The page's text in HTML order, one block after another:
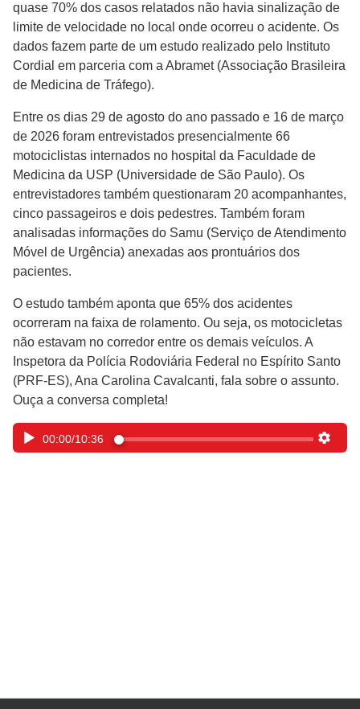
quase 70% dos casos relatados não havia sinalização de
limite de velocidade no local onde ocorreu o acidente. Os
dados fazem parte de um estudo realizado pelo Instituto
Cordial em parceria com a Abramet (Associação Brasileira
de Medicina de Tráfego).
Entre os dias 29 de agosto do ano passado e 16 de março
de 2026 foram entrevistados presencialmente 66
motociclistas internados no hospital da Faculdade de
Medicina da USP (Universidade de São Paulo). Os
entrevistadores também questionaram 20 acompanhantes,
cinco passageiros e dois pedestres. Também foram
analisadas informações do Samu (Serviço de Atendimento
Móvel de Urgência) anexadas aos prontuários dos
pacientes.
O estudo também aponta que 65% dos acidentes
ocorreram na faixa de rolamento. Ou seja, os motocicletas
não estavam no corredor entre os demais veículos. A
Inspetora da Polícia Rodoviária Federal no Espírito Santo
(PRF-ES), Ana Carolina Cavalcanti, fala sobre o assunto.
Ouça a conversa completa!
00:00/10:36